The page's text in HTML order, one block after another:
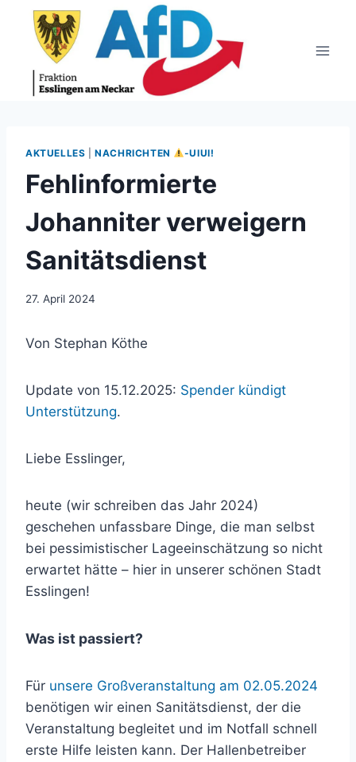
springen
AKTUELLES |NACHRICHTEN -UIUI!
Fehlinformierte
Johanniter verweigern
Sanitätsdienst
27. April 2024
Von Stephan Köthe
Update von 15.12.2025: Spender kündigt
Unterstützung.
Liebe Esslinger,
heute (wir schreiben das Jahr 2024)
geschehen unfassbare Dinge, die man selbst
bei pessimistischer Lageeinschätzung so nicht
erwartet hätte – hier in unserer schönen Stadt
Esslingen!
Was ist passiert?
Für unsere Großveranstaltung am 02.05.2024
benötigen wir einen Sanitätsdienst, der die
Veranstaltung begleitet und im Notfall schnell
erste Hilfe leisten kann. Der Hallenbetreiber